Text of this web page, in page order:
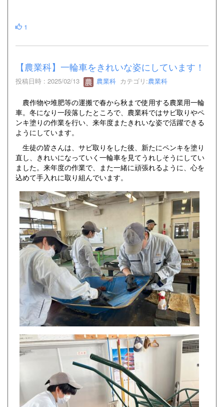
1
【農業科】一輪車をきれいな姿にしています！
投稿日時 : 2025/02/13 農業科 カテゴリ:農業科
農作物や堆肥等の運搬で春から秋まで使用する農業用一輪
車。冬になり一段落したところで、農業科ではサビ取りやペ
ンキ塗りの作業を行い、来年度またきれいな姿で活躍できる
ようにしています。
生徒の皆さんは、サビ取りをした後、新たにペンキを塗り
直し、きれいになっていく一輪車を見てうれしそうにしてい
ました。来年度の作業で、また一緒に頑張れるように、心を
込めて手入れに取り組んでいます。